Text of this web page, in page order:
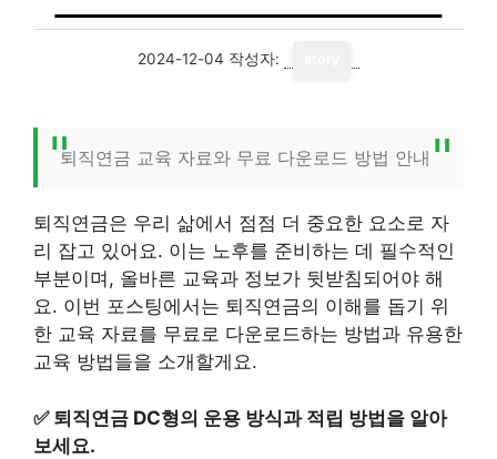
2024-12-04 작성자:
퇴직연금 교육 자료와 무료 다운로드 방법 안내
퇴직연금은 우리 삶에서 점점 더 중요한 요소로 자
리 잡고 있어요. 이는 노후를 준비하는 데 필수적인
부분이며, 올바른 교육과 정보가 뒷받침되어야 해
요. 이번 포스팅에서는 퇴직연금의 이해를 돕기 위
한 교육 자료를 무료로 다운로드하는 방법과 유용한
교육 방법들을 소개할게요.
✅ 퇴직연금 DC형의 운용 방식과 적립 방법을 알아
보세요.